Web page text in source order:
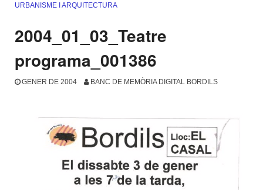
URBANISME I ARQUITECTURA
2004_01_03_Teatre
programa_001386
GENER DE 2004 BANC DE MEMÒRIA DIGITAL BORDILS